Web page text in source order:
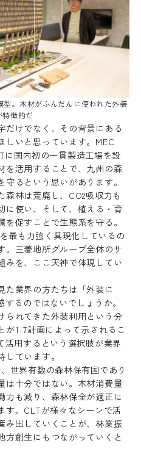
型。木材がふんだんに使われた外装
特徴的だ
だけでなく、その背景にある
しいと思っています。MEC
国内初の一貫製造工場を設
を活用することで、九州の森
るという思いがあります。
林は荒廃し、CO2吸収力も
に使い、そして、植える・育
促すことで生態系を守る。
最も力強く具現化しているの
。三菱地所グループ全体のサ
みを、ここ天神で体現してい
た業界の方たちは「外装に
るのではないでしょうか。
られてきた外装利用という分
が1-7計画によって示されるこ
活用するという選択肢が業界
ています。
世界有数の森林保有国であり
は十分ではない。木材消費量
力も減り、森林保全が適正に
す。CLTが様々なシーンで活
み出していくことが、林業振
方創生にもつながっていくと